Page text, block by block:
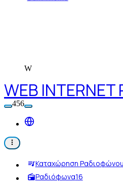
W
WEB INTERNET
456
Καταχώρηση Ραδιοφώνου
Ραδιόφωνα16